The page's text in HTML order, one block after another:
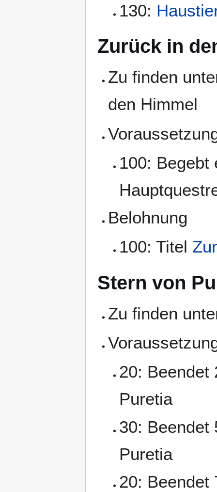
130:
Zurück in
Zu finden
den Himmel
100: Begebt
Belohnung
100: Titel
Stern von
Zu finden
20: Beendet
Puretia
30: Beendet
Puretia
20: Beendet